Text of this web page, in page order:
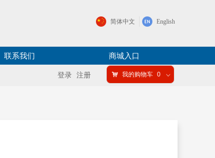
联系我们 商城入口
简体中文 English
登录 注册 낙 我的购物车 0 ꀁ